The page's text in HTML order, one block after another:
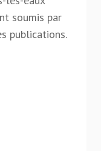
soumis par
publications.